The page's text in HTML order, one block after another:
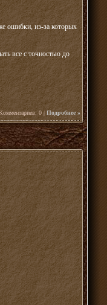
ошибки, из-за которых
все с точностью до
0 |Подробнее »